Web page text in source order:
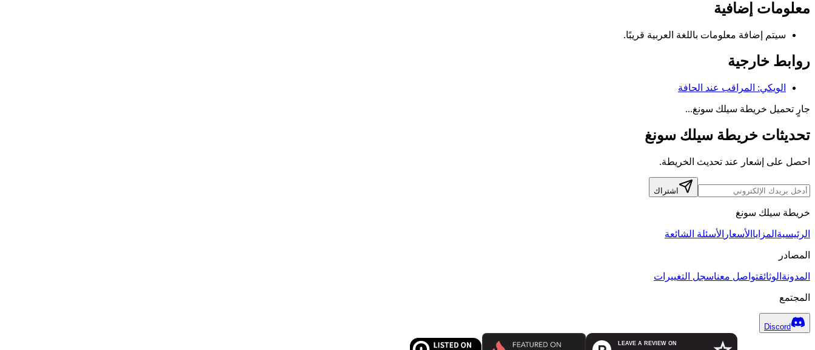
معلومات إضافية
سيتم إضافة معلومات باللغة العربية قريبًا.
روابط خارجية
الويكي: المراقب عند الحافة
جارٍ تحميل خريطة سيلك سونغ...
تحديثات خريطة سيلك سونغ
احصل على إشعار عند تحديث الخريطة.
اشتراك
خريطة سيلك سونغ
الرئيسية المزايا الأسعار الأسئلة الشائعة
المصادر
المدونة الوثائقتواصل معناسجل التغييرات
المجتمع
Discord